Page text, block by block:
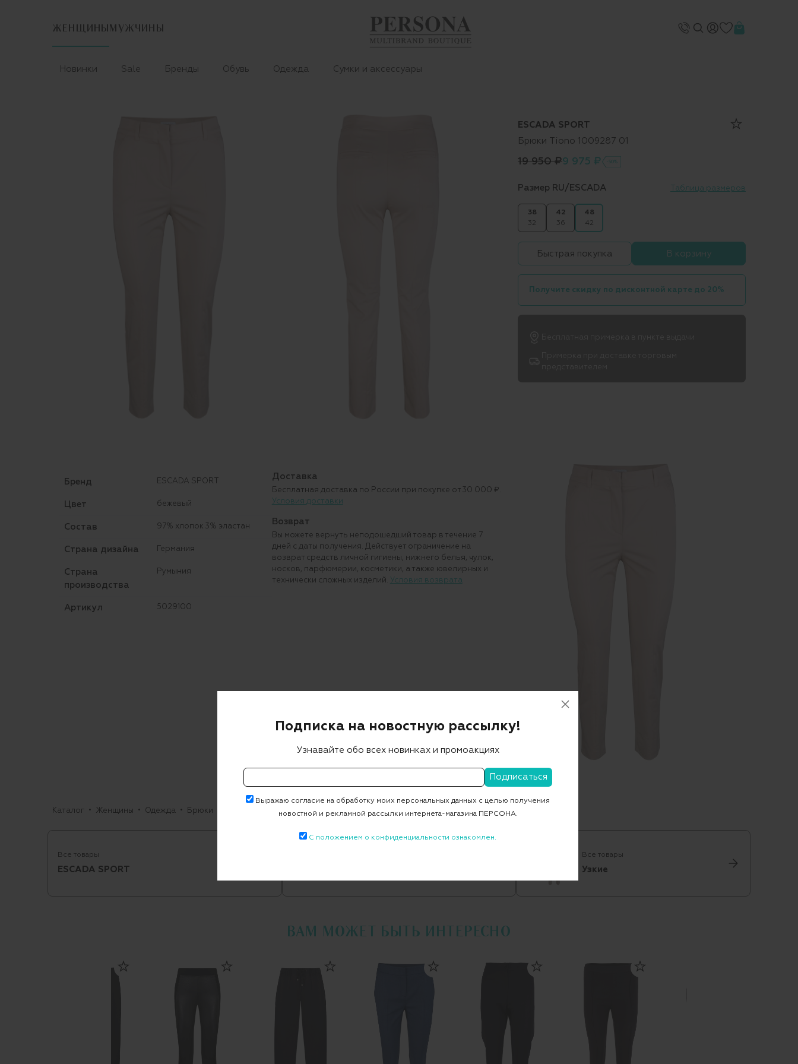
ЖЕНЩИНЫ МУЖЧИНЫ
Новинки Sale Бренды Обувь Одежда Сумки и аксессуары
ESCADA SPORT
Брюки Tiono 1009287 01
19 950 ₽9 975 ₽ -50%
Размер RU/ESCADA Таблица размеров
38
32
42
36
48
42
Быстрая покупка В корзину
Получите скидку по дисконтной карте до 20%
Бренд ESCADA SPORT
Цвет бежевый
Состав 97% хлопок 3% эластан
Страна дизайна Германия
Страна
производства
Румыния
Артикул 5029100
Доставка
Бесплатная доставка по России при покупке от 30 000 ₽.
Условия доставки
Возврат
Вы можете вернуть неподошедший товар в течение 7
дней с даты получения. Действует ограничение на
возврат средств личной гигиены, нижнего белья, чулок,
носков, парфюмерии, косметики, а также ювелирных и
технически сложных изделий. Условия возврата
Каталог Женщины Одежда Брюки Брюки Tiono 1009287 01
Все товары
ESCADA SPORT
Все товары
Узкие
ВАМ МОЖЕТ БЫТЬ ИНТЕРЕСНО
Подписка на новостную рассылку!
Узнавайте обо всех новинках и промоакциях
Выражаю согласие на обработку моих персональных данных с целью получения
новостной и рекламной рассылки интернета-магазина ПЕРСОНА.
С положением о конфиденциальности ознакомлен.